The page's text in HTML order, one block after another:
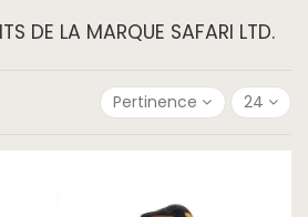
DE LA MARQUE SAFARI LTD.
Pertinence 24